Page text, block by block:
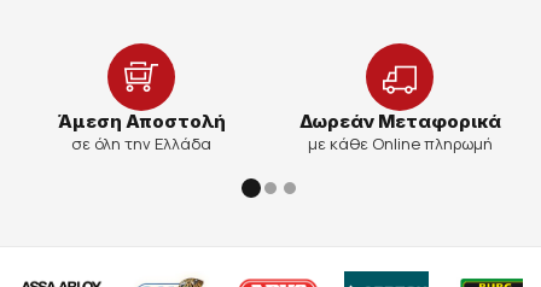
Άμεση Αποστολή
σε όλη την Ελλάδα
Δωρεάν Μεταφορικά
με κάθε Online πληρωμή